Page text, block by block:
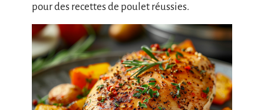
pour des recettes de poulet réussies.